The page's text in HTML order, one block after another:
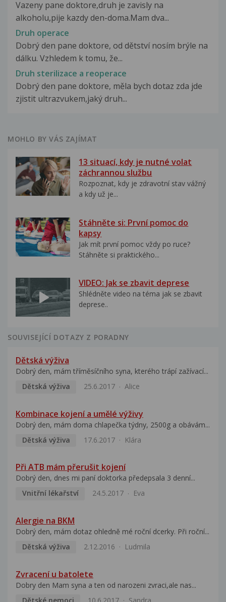
Vazeny pane doktore,druh je zavisly na
alkoholu,pije kazdy den-doma.Mam dva...
Druh operace
Dobrý den pane doktore, od dětství nosím brýle na
dálku. Vzhledem k tomu, že...
Druh sterilizace a reoperace
Dobrý den pane doktore, měla bych dotaz zda jde
zjistit ultrazvukem,jaký druh...
MOHLO BY VÁS ZAJÍMAT
13 situací, kdy je nutné volat
záchrannou službu
Rozpoznat, kdy je zdravotní stav vážný
a kdy už je...
Stáhněte si: První pomoc do
kapsy
Jak mít první pomoc vždy po ruce?
Stáhněte si praktického...
VIDEO: Jak se zbavit deprese
Shlédněte video na téma jak se zbavit
deprese..
SOUVISEJÍCÍ DOTAZY Z PORADNY
Dětská výživa
Dobrý den, mám tříměsíčního syna, kterého trápí zažívací...
Dětská výživa
25.6.2017 Alice
Kombinace kojení a umělé výživy
Dobrý den, mám doma chlapečka týdny, 2500g a obávám...
Dětská výživa
17.6.2017 Klára
Při ATB mám přerušit kojení
Dobrý den, dnes mi paní doktorka předepsala 3 denní...
Vnitřní lékařství
24.5.2017 Eva
Alergie na BKM
Dobrý den, mám dotaz ohledně mé roční dcerky. Při roční...
Dětská výživa
2.12.2016 Ludmila
Zvracení u batolete
Dobry den Mam syna a ten od narozeni zvraci,ale nas...
Dětské nemoci
10.6.2017 Sandra